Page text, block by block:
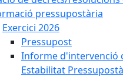
pressupostària
Exercici 2026
Pressupost
Informe d'intervenció
Estabilitat